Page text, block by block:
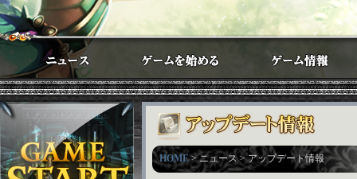
HOME> ニュース > アップデート情報